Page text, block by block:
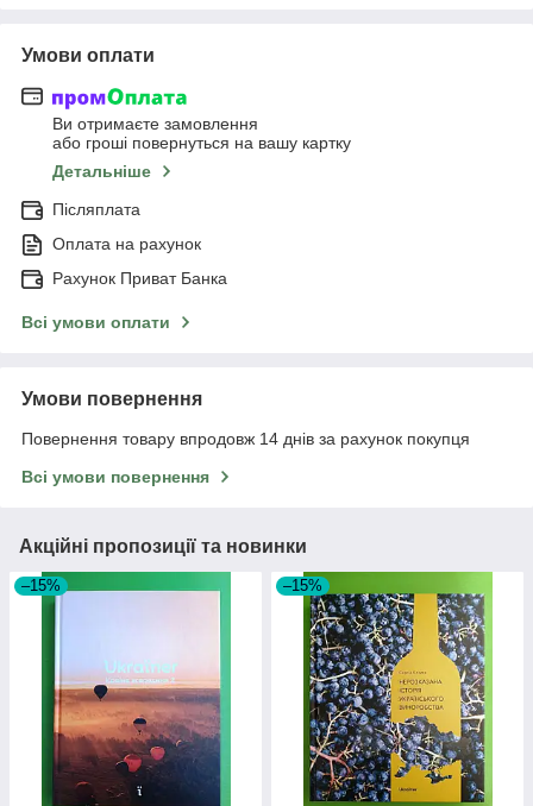
Умови оплати
Ви отримаєте замовлення
або гроші повернуться на вашу картку
Детальніше
Післяплата
Оплата на рахунок
Рахунок Приват Банка
Всі умови оплати
Умови повернення
Повернення товару впродовж 14 днів за рахунок покупця
Всі умови повернення
Акційні пропозиції та новинки
–15% –15%